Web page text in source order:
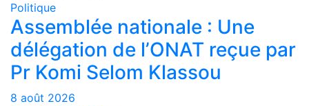
Politique
Assemblée nationale : Une
délégation de l’ONAT reçue par
Pr Komi Selom Klassou
8 août 2026